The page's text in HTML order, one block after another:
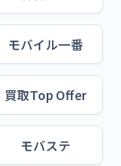
モバイル一番
買取Top Offer
モバステ